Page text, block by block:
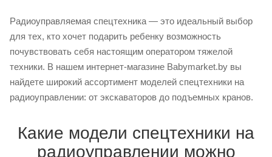
Радиоуправляемая спецтехника — это идеальный выбор
для тех, кто хочет подарить ребенку возможность
почувствовать себя настоящим оператором тяжелой
техники. В нашем интернет-магазине Babymarket.by вы
найдете широкий ассортимент моделей спецтехники на
радиоуправлении: от экскаваторов до подъемных кранов.
Какие модели спецтехники на
радиоуправлении можно